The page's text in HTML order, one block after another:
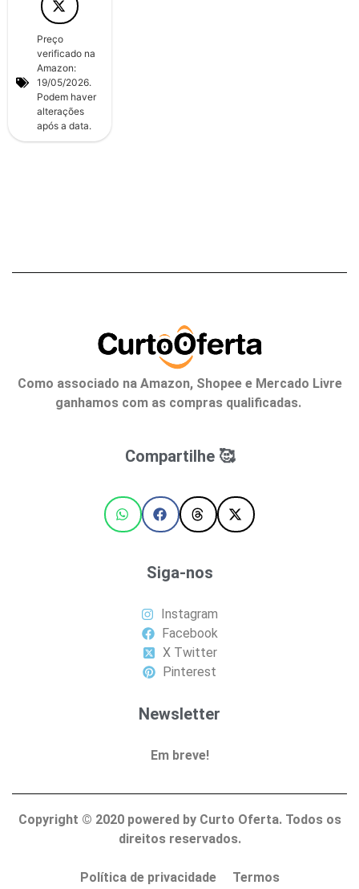
Preço
verificado na
Amazon:
19/05/2026.
Podem haver
alterações
após a data.
Como associado na Amazon, Shopee e Mercado Livre
ganhamos com as compras qualificadas.
Compartilhe 🥰
Siga-nos
Instagram
Facebook
X Twitter
Pinterest
Newsletter
Em breve!
Copyright © 2020powered by Curto Oferta. Todos os
direitos reservados.
Política de privacidade Termos